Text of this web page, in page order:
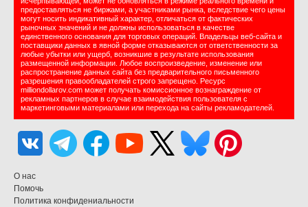
предоставляться не биржами, а участниками рынка, вследствие чего цены
могут носить индикативный характер, отличаться от фактических
рыночных значений и не должны использоваться в качестве
единственного основания для торговых операций. Владельцы веб-сайта и
поставщики данных в явной форме отказываются от ответственности за
любые убытки или ущерб, возникшие в результате использования
размещенной информации. Любое воспроизведение, изменение или
распространение данных сайта без предварительного письменного
разрешения правообладателей строго запрещено. Ресурс
milliondollarov.com может получать комиссионное вознаграждение от
рекламных партнеров в случае взаимодействия пользователя с
маркетинговыми материалами или перехода на сайты рекламодателей.
О нас
Помочь
Политика конфидениальности